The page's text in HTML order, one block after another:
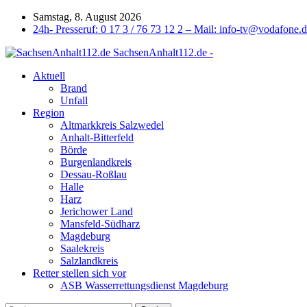
Samstag, 8. August 2026
24h- Presseruf: 0 17 3 / 76 73 12 2 – Mail: info-
SachsenAnhalt112.de -
Aktuell
Brand
Unfall
Region
Altmarkkreis Salzwedel
Anhalt-Bitterfeld
Börde
Burgenlandkreis
Dessau-Roßlau
Halle
Harz
Jerichower Land
Mansfeld-Südharz
Magdeburg
Saalekreis
Salzlandkreis
Retter stellen sich vor
ASB Wasserrettungsdienst Magdeburg